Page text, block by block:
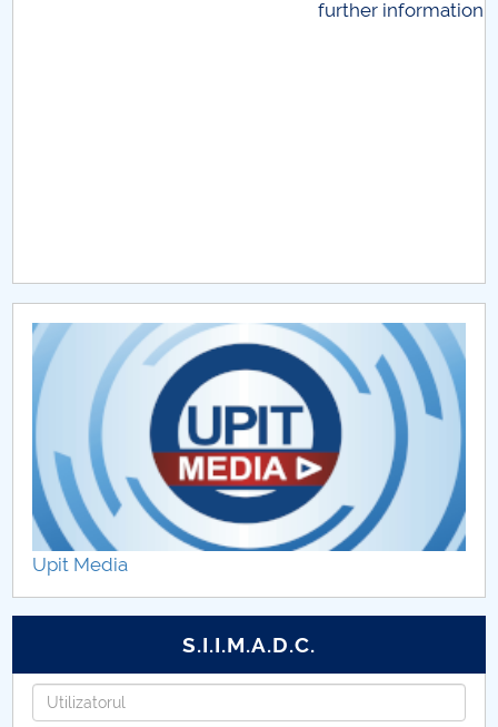
CAR2026
MENIU CANTINA
Trabant
Dacia 1300
Daxia Duster - birou mobil
Renault Alpine A110S
Dacia Duster Pick-up
further information...
Upit Media
S.I.I.M.A.D.C.
Username